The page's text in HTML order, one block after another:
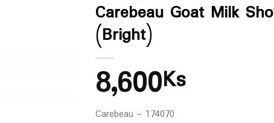
Carebeau Goat Milk
(Bright)
8,600Ks
Carebeau – 174070